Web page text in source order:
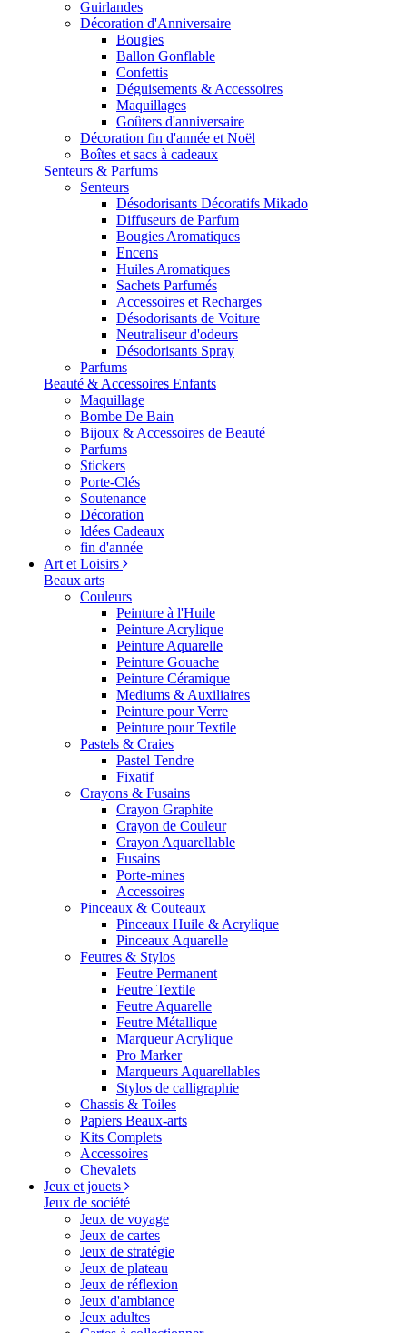
Guirlandes
Décoration d'Anniversaire
Bougies
Ballon Gonflable
Confettis
Déguisements & Accessoires
Maquillages
Goûters d'anniversaire
Décoration fin d'année et Noël
Boîtes et sacs à cadeaux
Senteurs & Parfums
Senteurs
Désodorisants Décoratifs Mikado
Diffuseurs de Parfum
Bougies Aromatiques
Encens
Huiles Aromatiques
Sachets Parfumés
Accessoires et Recharges
Désodorisants de Voiture
Neutraliseur d'odeurs
Désodorisants Spray
Parfums
Beauté & Accessoires Enfants
Maquillage
Bombe De Bain
Bijoux & Accessoires de Beauté
Parfums
Stickers
Porte-Clés
Soutenance
Décoration
Idées Cadeaux
fin d'année
Art et Loisirs
Beaux arts
Couleurs
Peinture à l'Huile
Peinture Acrylique
Peinture Aquarelle
Peinture Gouache
Peinture Céramique
Mediums & Auxiliaires
Peinture pour Verre
Peinture pour Textile
Pastels & Craies
Pastel Tendre
Fixatif
Crayons & Fusains
Crayon Graphite
Crayon de Couleur
Crayon Aquarellable
Fusains
Porte-mines
Accessoires
Pinceaux & Couteaux
Pinceaux Huile & Acrylique
Pinceaux Aquarelle
Feutres & Stylos
Feutre Permanent
Feutre Textile
Feutre Aquarelle
Feutre Métallique
Marqueur Acrylique
Pro Marker
Marqueurs Aquarellables
Stylos de calligraphie
Chassis & Toiles
Papiers Beaux-arts
Kits Complets
Accessoires
Chevalets
Jeux et jouets
Jeux de société
Jeux de voyage
Jeux de cartes
Jeux de stratégie
Jeux de plateau
Jeux de réflexion
Jeux d'ambiance
Jeux adultes